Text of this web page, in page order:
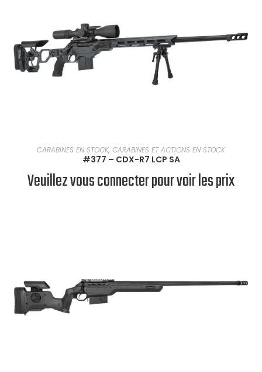
EN SAVOIR PLUS
CARABINES EN STOCK, CARABINES ET ACTIONS EN STOCK
#377 – CDX-R7 LCP SA
Veuillez vous connecter pour voir les prix